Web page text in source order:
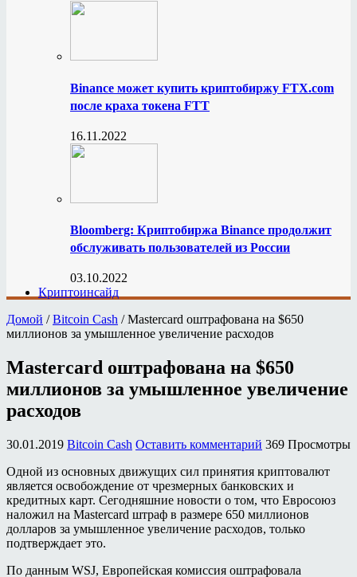
Binance может купить криптобиржу FTX.com
после краха токена FTT
16.11.2022
Bloomberg: Криптобиржа Binance продолжит
обслуживать пользователей из России
03.10.2022
Криптоинсайд
Домой / Bitcoin Cash / Mastercard оштрафована на $650
миллионов за умышленное увеличение расходов
Mastercard оштрафована на $650
миллионов за умышленное увеличение
расходов
30.01.2019 Bitcoin Cash Оставить комментарий 369 Просмотры
Одной из основных движущих сил принятия криптовалют
является освобождение от чрезмерных банковских и
кредитных карт. Сегодняшние новости о том, что Евроcоюз
наложил на Mastercard штраф в размере 650 миллионов
долларов за умышленное увеличение расходов, только
подтверждает это.
По данным WSJ, Европейская комиссия оштрафовала